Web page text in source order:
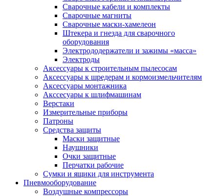
Сварочные кабели и комплекты
Сварочные магниты
Сварочные маски-хамелеон
Штекера и гнезда для сварочного
оборудования
Электрододержатели и зажимы «масса»
Электроды
Аксессуары к строительным пылесосам
Аксессуары к шредерам и кормоизмельчителям
Аксессуары монтажника
Акссесуары к шлифмашинам
Верстаки
Измерительные приборы
Патроны
Средства защиты
Маски защитные
Наушники
Очки защитные
Перчатки рабочие
Сумки и ящики для инструмента
Пневмооборудование
Воздушные компрессоры